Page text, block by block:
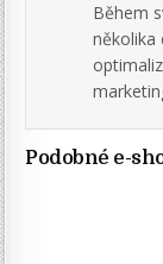
Během
několika
Podobné e-